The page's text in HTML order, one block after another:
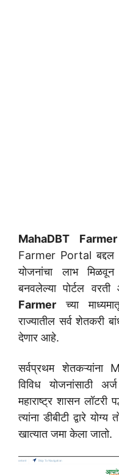
MahaDBT
Farmer Portal बद्दल
योजनांचा लाभ
बनवलेल्या पोर्टल
Farmer च्या
राज्यातील सर्व शेतकरी
देणार आहे.
सर्वप्रथम शेतकऱ्यांना
विविध योजनांसाठी
महाराष्ट्र शासन लॉटरी
त्यांना डीबीटी द्वारे
खात्यात जमा केला जातो.